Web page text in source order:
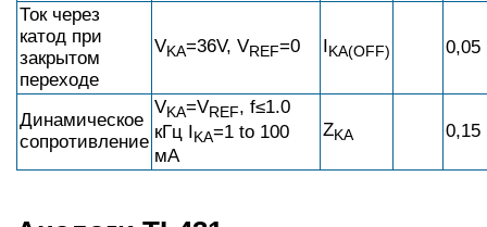
Ток через
катод при
закрытом
переходе
VKA=36V, VREF=0 KA(OFF) 0,05
Динамическое
сопротивление
VKA=VREF, f≤1.0
кГц IKA=1 to 100
мA
ZKA 0,15